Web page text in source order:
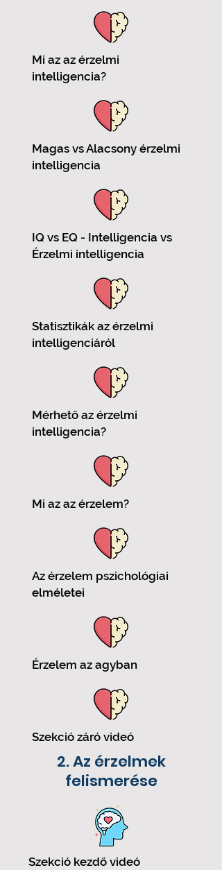
Mi az az érzelmi
intelligencia?
Magas vs Alacsony érzelmi
intelligencia
IQ vs EQ - Intelligencia vs
Érzelmi intelligencia
Statisztikák az érzelmi
intelligenciáról
Mérhető az érzelmi
intelligencia?
Mi az az érzelem?
Az érzelem pszichológiai
elméletei
Érzelem az agyban
Szekció záró videó
2. Az érzelmek
felismerése
Szekció kezdő videó